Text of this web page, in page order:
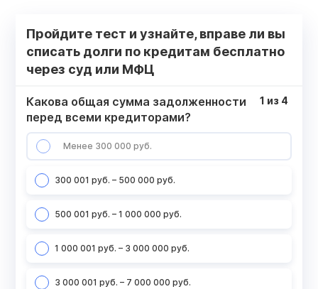
Пройдите тест и узнайте, вправе ли вы
списать долги по кредитам бесплатно
через суд или МФЦ
Какова общая сумма задолженности
перед всеми кредиторами?
Менее 300 000 руб.
300 001 руб. – 500 000 руб.
500 001 руб. – 1 000 000 руб.
1 000 001 руб. – 3 000 000 руб.
3 000 001 руб. – 7 000 000 руб.
1 из 4